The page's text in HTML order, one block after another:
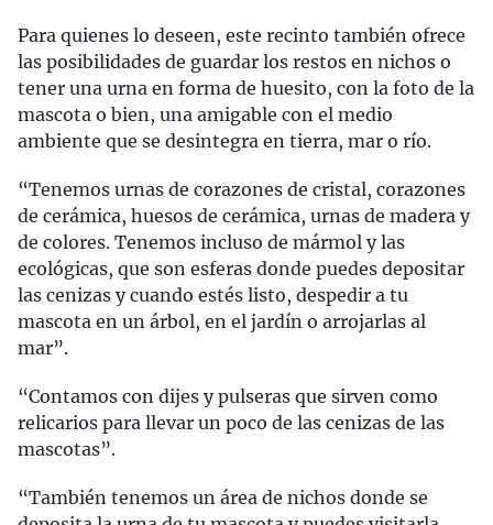
Para quienes lo deseen, este recinto también ofrece
las posibilidades de guardar los restos en nichos o
tener una urna en forma de huesito, con la foto de la
mascota o bien, una amigable con el medio
ambiente que se desintegra en tierra, mar o río.
“Tenemos urnas de corazones de cristal, corazones
de cerámica, huesos de cerámica, urnas de madera y
de colores. Tenemos incluso de mármol y las
ecológicas, que son esferas donde puedes depositar
las cenizas y cuando estés listo, despedir a tu
mascota en un árbol, en el jardín o arrojarlas al
mar”.
“Contamos con dijes y pulseras que sirven como
relicarios para llevar un poco de las cenizas de las
mascotas”.
“También tenemos un área de nichos donde se